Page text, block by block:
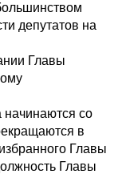
депутатов на
Главы
со
в
Главы
Главы